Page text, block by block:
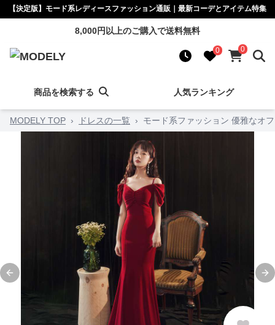
【決定版】モード系レディースファッション通販｜最新コーデとアイテム特集
8,000円以上のご購入で送料無料
0 0
商品を検索する 人気ランキング
MODELY TOP › ドレスの一覧 › モード系ファッション 優雅なオ
Previous slide